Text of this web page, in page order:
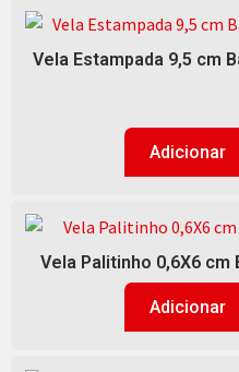
Vela Estampada 9,5 cm
Adicionar
Vela Palitinho 0,6X6 cm
Adicionar